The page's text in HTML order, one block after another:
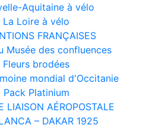
Aquitaine à vélo
La Loire à vélo
FRANÇAISES
Musée des confluences
Fleurs brodées
mondial d'Occitanie
Pack Platinium
LIAISON AÉROPOSTALE
– DAKAR 1925